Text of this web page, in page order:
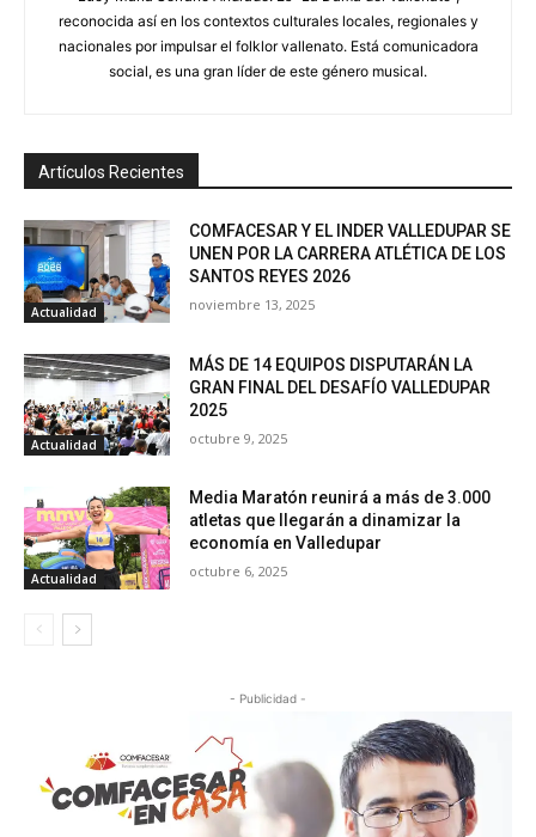
reconocida así en los contextos culturales locales, regionales y
nacionales por impulsar el folklor vallenato. Está comunicadora
social, es una gran líder de este género musical.
Artículos Recientes
Actualidad
COMFACESAR Y EL INDER VALLEDUPAR SE
UNEN POR LA CARRERA ATLÉTICA DE LOS
SANTOS REYES 2026
noviembre 13, 2025
Actualidad
MÁS DE 14 EQUIPOS DISPUTARÁN LA
GRAN FINAL DEL DESAFÍO VALLEDUPAR
2025
octubre 9, 2025
Actualidad
Media Maratón reunirá a más de 3.000
atletas que llegarán a dinamizar la
economía en Valledupar
octubre 6, 2025
- Publicidad -